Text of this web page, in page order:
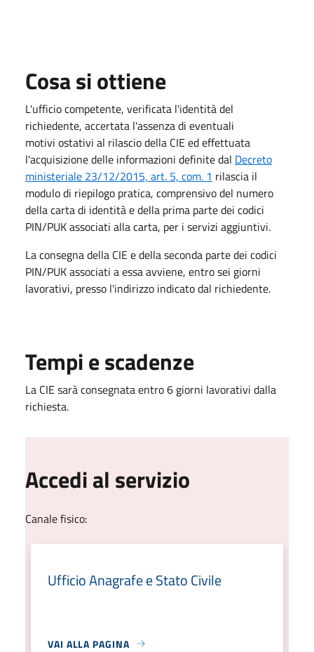
Cosa si ottiene
L'ufficio competente, verificata l'identità del
richiedente, accertata l'assenza di eventuali
motivi ostativi al rilascio della CIE ed effettuata
l'acquisizione delle informazioni definite dal Decreto
ministeriale 23/12/2015, art. 5, com. 1 rilascia il
modulo di riepilogo pratica, comprensivo del numero
della carta di identità e della prima parte dei codici
PIN/PUK associati alla carta, per i servizi aggiuntivi.
La consegna della CIE e della seconda parte dei codici
PIN/PUK associati a essa avviene, entro sei giorni
lavorativi, presso l'indirizzo indicato dal richiedente.
Tempi e scadenze
La CIE sarà consegnata entro 6 giorni lavorativi dalla
richiesta.
Accedi al servizio
Canale fisico:
Ufficio Anagrafe e Stato Civile
VAI ALLA PAGINA